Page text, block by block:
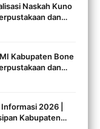
Naskah Kuno
dan
Kabupaten Bone
dan
2026 |
Kabupaten